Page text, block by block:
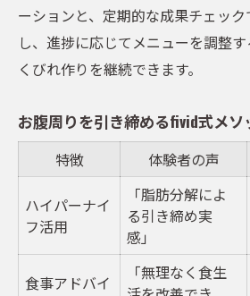
ーションと、定期的な成果チェッ
し、進捗に応じてメニューを調整
くびれ作りを継続できます。
お腹周りを引き締めるfivid式メソ
特徴 体験者の声
ハイパーナイ
フ活用
「脂肪分解によ
る引き締め実
感」
食事アドバイ
「無理なく食生